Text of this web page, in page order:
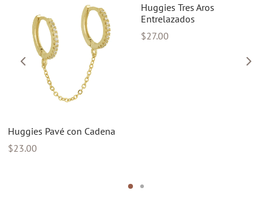
Huggies Pavé con Cadena
$23.00
Huggies Tres Aros
Entrelazados
$27.00